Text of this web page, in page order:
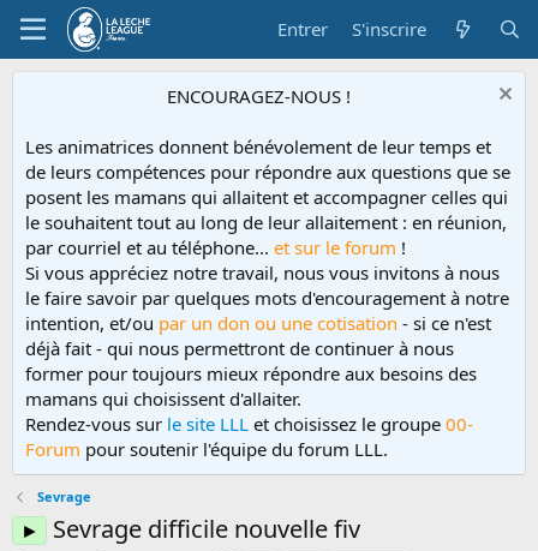
Entrer S'inscrire
ENCOURAGEZ-NOUS !
Les animatrices donnent bénévolement de leur temps et
de leurs compétences pour répondre aux questions que se
posent les mamans qui allaitent et accompagner celles qui
le souhaitent tout au long de leur allaitement : en réunion,
par courriel et au téléphone... et sur le forum !
Si vous appréciez notre travail, nous vous invitons à nous
le faire savoir par quelques mots d'encouragement à notre
intention, et/ou par un don ou une cotisation - si ce n'est
déjà fait - qui nous permettront de continuer à nous
former pour toujours mieux répondre aux besoins des
mamans qui choisissent d'allaiter.
Rendez-vous sur le site LLL et choisissez le groupe 00-
Forum pour soutenir l'équipe du forum LLL.
Sevrage
► Sevrage difficile nouvelle fiv